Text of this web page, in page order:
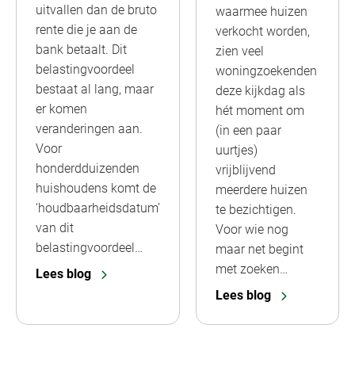
uitvallen dan de bruto
rente die je aan de
bank betaalt. Dit
belastingvoordeel
bestaat al lang, maar
er komen
veranderingen aan.
Voor
honderdduizenden
huishoudens komt de
‘houdbaarheidsdatum’
van dit
belastingvoordeel…
Lees blog
waarmee huizen
verkocht worden,
zien veel
woningzoekenden
deze kijkdag als
hét moment om
(in een paar
uurtjes)
vrijblijvend
meerdere huizen
te bezichtigen.
Voor wie nog
maar net begint
met zoeken…
Lees blog